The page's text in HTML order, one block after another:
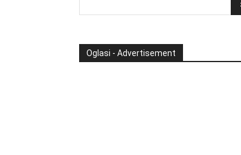
Oglasi - Advertisement